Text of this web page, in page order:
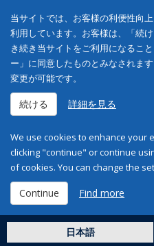
当サイトでは、お客様の利便性向
利用しています。お客様は、「続
き続き当サイトをご利用になるこ
ー」に同意したものとみなされま
変更が可能です。
続ける 詳細を見る
We use cookies to enhance your
clicking "continue" or continue
of cookies. You can change the
Continue Find more
日本語